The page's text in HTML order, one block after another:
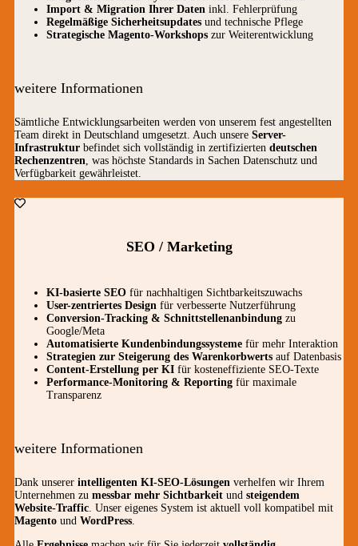
Import & Migration Ihrer Daten inkl. Fehlerprüfung
Regelmäßige Sicherheitsupdates und technische Pflege
Strategische Magento-Workshops zur Weiterentwicklung
weitere Informationen
Sämtliche Entwicklungsarbeiten werden von unserem fest angestellten
Team direkt in Deutschland umgesetzt. Auch unsere Server-
Infrastruktur befindet sich vollständig in zertifizierten deutschen
Rechenzentren, was höchste Standards in Sachen Datenschutz und
Verfügbarkeit gewährleistet.
SEO / Marketing
KI-basierte SEO für nachhaltigen Sichtbarkeitszuwachs
User-zentriertes Design für verbesserte Nutzerführung
Conversion-Tracking & Schnittstellenanbindung zu
Google/Meta
Automatisierte Kundenbindungssysteme für mehr Interaktion
Strategien zur Steigerung des Warenkorbwerts auf Datenbasis
Content-Erstellung per KI für kosteneffiziente SEO-Texte
Performance-Monitoring & Reporting für maximale
Transparenz
weitere Informationen
Dank unserer intelligenten KI-SEO-Lösungen verhelfen wir Ihrem
Unternehmen zu messbar mehr Sichtbarkeit und steigendem
Website-Traffic. Unser eigenes System ist aktuell voll kompatibel mit
Magento und WordPress.